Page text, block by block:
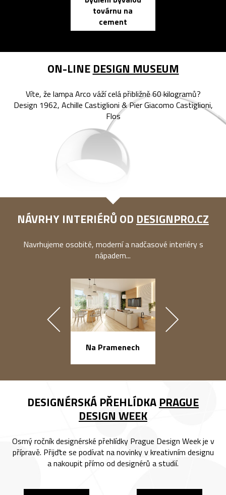
továrnu na
cement
ON-LINE DESIGN MUSEUM
Víte, že lampa Arco váží celá přibližně 60 kilogramů?
Design 1962, Achille Castiglioni & Pier Giacomo Castiglioni,
Flos
NÁVRHY INTERIÉRŮ OD DESIGNPRO.CZ
Navrhujeme osobité, moderní a nadčasové interiéry s
nápadem...
Na Pramenech
DESIGNÉRSKÁ PŘEHLÍDKA PRAGUE
DESIGN WEEK
Osmý ročník designérské přehlídky Prague Design Week je v
přípravě. Přijďte se podívat na novinky v kreativním designu
a nakoupit přímo od designérů a studií.